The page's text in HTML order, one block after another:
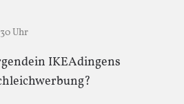
Uhr
IKEAdingens